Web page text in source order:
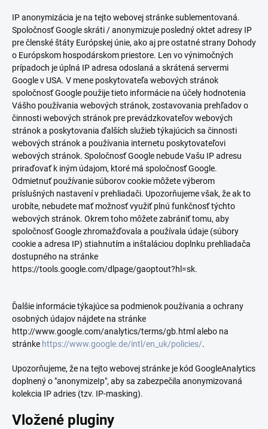
IP anonymizácia je na tejto webovej stránke sublementovaná.
Spoločnosť Google skráti / anonymizuje posledný oktet adresy IP
pre členské štáty Európskej únie, ako aj pre ostatné strany Dohody
o Európskom hospodárskom priestore. Len vo výnimočných
prípadoch je úplná IP adresa odoslaná a skrátená servermi
Google v USA. V mene poskytovateľa webových stránok
spoločnosť Google použije tieto informácie na účely hodnotenia
Vášho používania webových stránok, zostavovania prehľadov o
činnosti webových stránok pre prevádzkovateľov webových
stránok a poskytovania ďalších služieb týkajúcich sa činnosti
webových stránok a používania internetu poskytovateľovi
webových stránok. Spoločnosť Google nebude Vašu IP adresu
priraďovať k iným údajom, ktoré má spoločnosť Google.
Odmietnuť používanie súborov cookie môžete výberom
príslušných nastavení v prehliadači. Upozorňujeme však, že ak to
urobíte, nebudete mať možnosť využiť plnú funkčnosť týchto
webových stránok. Okrem toho môžete zabrániť tomu, aby
spoločnosť Google zhromažďovala a používala údaje (súbory
cookie a adresa IP) stiahnutím a inštaláciou doplnku prehliadača
dostupného na stránke
https://tools.google.com/dlpage/gaoptout?hl=sk.
Ďalšie informácie týkajúce sa podmienok používania a ochrany
osobných údajov nájdete na stránke
http://www.google.com/analytics/terms/gb.html alebo na
stránke https://www.google.de/intl/en_uk/policies/.
Upozorňujeme, že na tejto webovej stránke je kód GoogleAnalytics
doplnený o "anonymizeIp", aby sa zabezpečila anonymizovaná
kolekcia IP adries (tzv. IP-masking).
Vložené pluginy